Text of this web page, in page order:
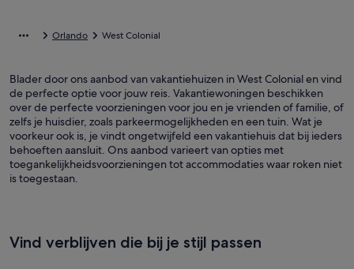
Orlando West Colonial
Blader door ons aanbod van vakantiehuizen in West Colonial en vind
de perfecte optie voor jouw reis. Vakantiewoningen beschikken
over de perfecte voorzieningen voor jou en je vrienden of familie, of
zelfs je huisdier, zoals parkeermogelijkheden en een tuin. Wat je
voorkeur ook is, je vindt ongetwijfeld een vakantiehuis dat bij ieders
behoeften aansluit. Ons aanbod varieert van opties met
toegankelijkheidsvoorzieningen tot accommodaties waar roken niet
is toegestaan.
Vind verblijven die bij je stijl passen